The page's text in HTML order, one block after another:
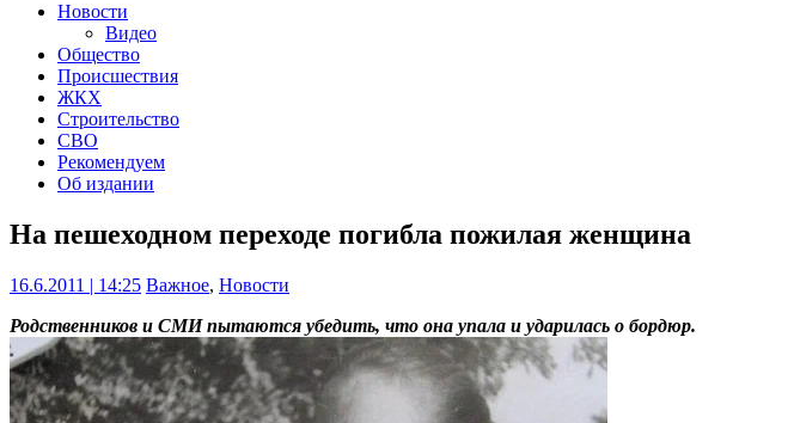
Новости
Видео
Общество
Происшествия
ЖКХ
Строительство
СВО
Рекомендуем
Об издании
На пешеходном переходе погибла пожилая женщина
16.6.2011 | 14:25 Важное, Новости
Родственников и СМИ пытаются убедить, что она упала и ударилась о бордюр.